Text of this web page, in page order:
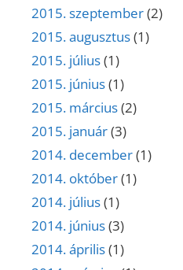
2015. szeptember(2)
2015. augusztus(1)
2015. július(1)
2015. június(1)
2015. március(2)
2015. január(3)
2014. december(1)
2014. október(1)
2014. július(1)
2014. június(3)
2014. április(1)